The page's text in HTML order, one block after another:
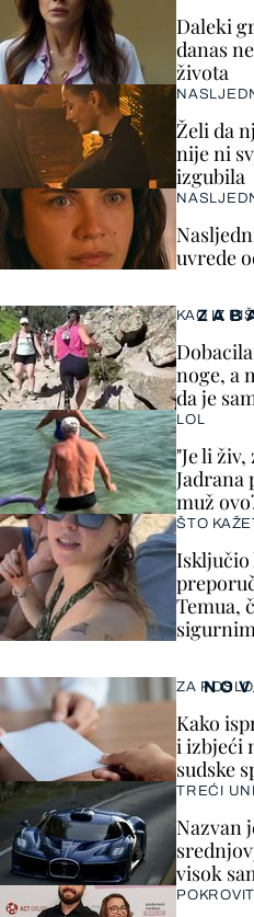
KAO IZ
noge, a
da je
LOL
"Je li
Jadrana
muž
ŠTO
Isključio
Temua,
Daleki
danas
života
Želi da
nije ni
izgubila
uvrede
ZA
Kako
i izbjeći
sudske
TREĆI
Nazvan
visok